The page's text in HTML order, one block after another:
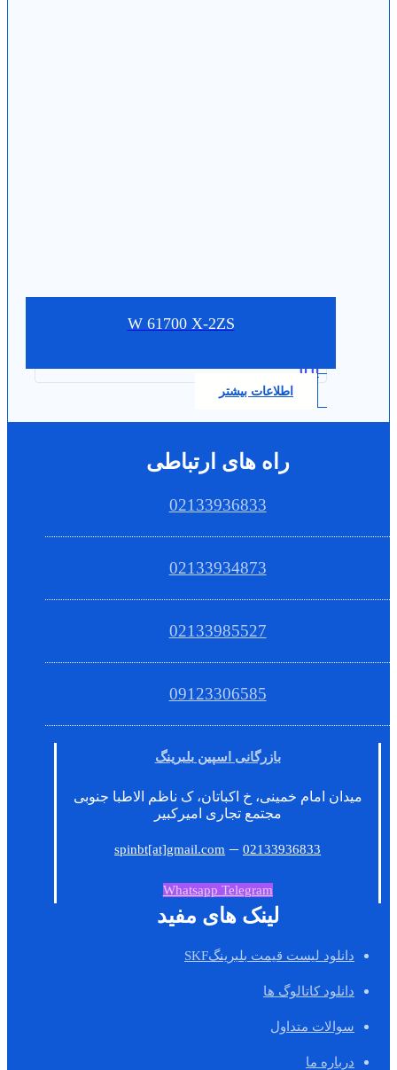
W 61700 X-2ZS
0.0
اطلاعات بیشتر
راه های ارتباطی
02133936833
02133934873
02133985527
09123306585
بازرگانی اسپین بلبرینگ
میدان امام خمینی، خ اکباتان، ک ناظم الاطبا جنوبی
مجتمع تجاری امیرکبیر
spinbt[at]gmail.com –02133936833
Whatsapp Telegram
لینک های مفید
دانلود لیست قیمت بلبرینگSKF
دانلود کاتالوگ ها
سوالات متداول
درباره ما